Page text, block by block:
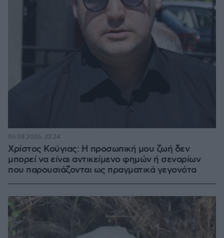
Χρίστος Κούγιας: Η προσωπική μου ζωή δεν
μπορεί να είναι αντικείμενο φημών ή σεναρίων
που παρουσιάζονται ως πραγματικά γεγονότα
06.08.2026, 22:24